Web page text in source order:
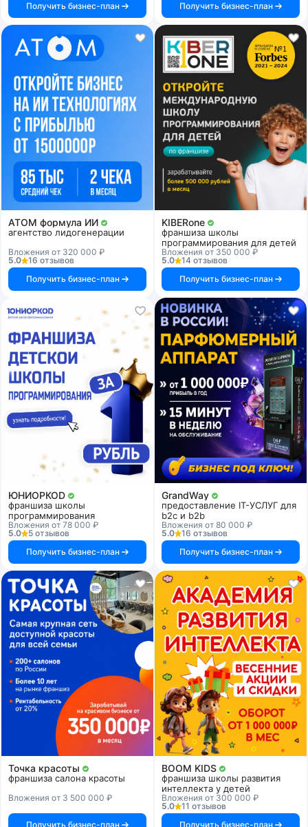
Получить бизнес-план
Получить бизнес-план
АТОМ формула ИИ
агентство лидогенерации
Вложения от 320 000 ₽
5.0
16 отзывов
Получить бизнес-план
KIBERone
франшиза школы
программирования для детей
Вложения от 350 000 ₽
5.0
14 отзывов
Получить бизнес-план
ЮНИОРКОD
франшиза школы
программирования
Вложения от 78 000 ₽
5.0
5 отзывов
Получить бизнес-план
GrandWay
предоставление IT-УСЛУГ для
b2c и b2b
Вложения от 80 000 ₽
5.0
16 отзывов
Получить бизнес-план
Точка красоты
франшиза салона красоты
Вложения от 3 500 000 ₽
Получить бизнес-план
BOOM KIDS
франшиза школы развития
интеллекта у детей
Вложения от 300 000 ₽
5.0
11 отзывов
Получить бизнес-план